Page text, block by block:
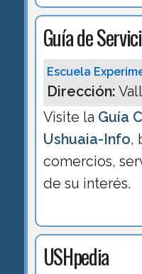
Guía de
Escuela
Dirección:
Visite la Guía
Ushuaia-Info,
comercios,
de su interés.
USHpedia